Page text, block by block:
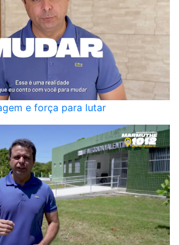
e força para lutar